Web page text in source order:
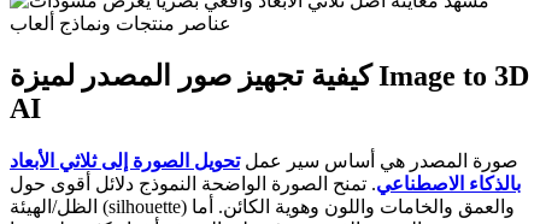
كيفية تجهيز صور المصدر لميزة Image to 3D
AI
صورة المصدر هي أساس سير عملتحويل الصورة إلى ثلاثي الأبعاد
بالذكاء الاصطناعي. تمنح الصورة الواضحة النموذج دلائل أقوى حول
الظل/الهيئة (silhouette) والعمق والخامات واللون وهوية الكائن. أما